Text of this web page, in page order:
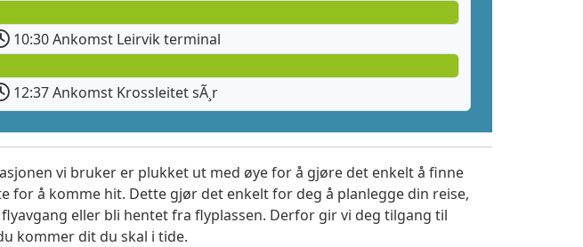
10:30 Ankomst Leirvik terminal
12:37 Ankomst Krossleitet sÃ¸r
vi bruker er plukket ut med øye for å gjøre det enkelt å finne
å komme hit. Dette gjør det enkelt for deg å planlegge din reise,
eller bli hentet fra flyplassen. Derfor gir vi deg tilgang til
kommer dit du skal i tide.